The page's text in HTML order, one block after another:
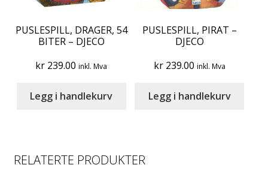
PUSLESPILL, DRAGER, 54
BITER – DJECO
kr 239.00 inkl. Mva
Legg i handlekurv
PUSLESPILL, PIRAT –
DJECO
kr239.00 inkl. Mva
Legg i handlekurv
RELATERTE PRODUKTER